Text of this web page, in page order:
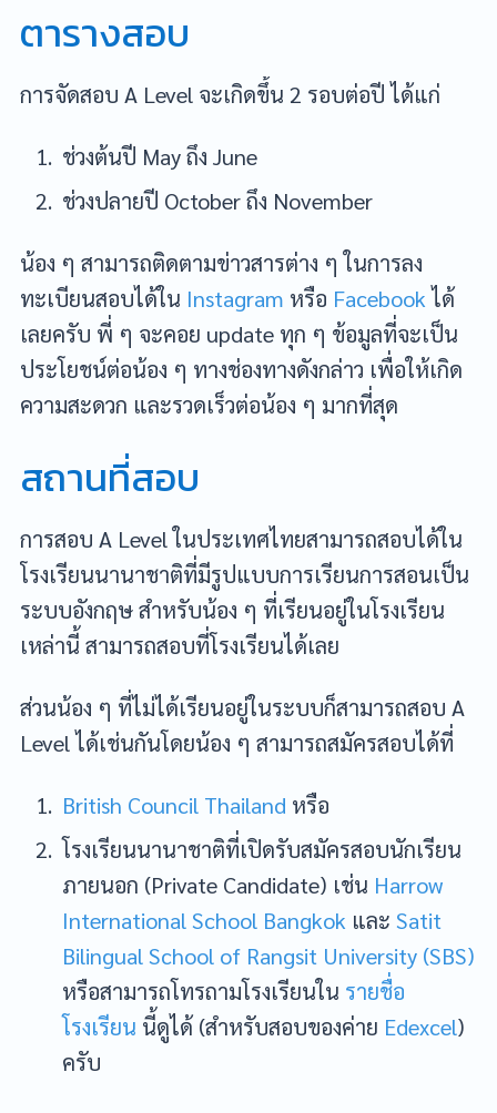
ตารางสอบ
การจัดสอบ A Level จะเกิดขึ้น 2 รอบต่อปี ได้แก่
ช่วงต้นปี May ถึง June
ช่วงปลายปี October ถึง November
น้อง ๆ สามารถติดตามข่าวสารต่าง ๆ ในการลง
ทะเบียนสอบได้ใน Instagram หรือ Facebookได้
เลยครับ พี่ ๆ จะคอย update ทุก ๆ ข้อมูลที่จะเป็น
ประโยชน์ต่อน้อง ๆ ทางช่องทางดังกล่าว เพื่อให้เกิด
ความสะดวก และรวดเร็วต่อน้อง ๆ มากที่สุด
สถานที่สอบ
การสอบ A Level ในประเทศไทยสามารถสอบได้ใน
โรงเรียนนานาชาติที่มีรูปแบบการเรียนการสอนเป็น
ระบบอังกฤษ สำหรับน้อง ๆ ที่เรียนอยู่ในโรงเรียน
เหล่านี้ สามารถสอบที่โรงเรียนได้เลย
ส่วนน้อง ๆ ที่ไม่ได้เรียนอยู่ในระบบก็สามารถสอบ A
Level ได้เช่นกันโดยน้อง ๆ สามารถสมัครสอบได้ที่
British Council Thailand หรือ
โรงเรียนนานาชาติที่เปิดรับสมัครสอบนักเรียน
ภายนอก (Private Candidate) เช่น Harrow
International School Bangkok และ Satit
Bilingual School of Rangsit University (SBS)
หรือสามารถโทรถามโรงเรียนใน รายชื่อ
โรงเรียน นี้ดูได้ (สำหรับสอบของค่าย Edexcel)
ครับ